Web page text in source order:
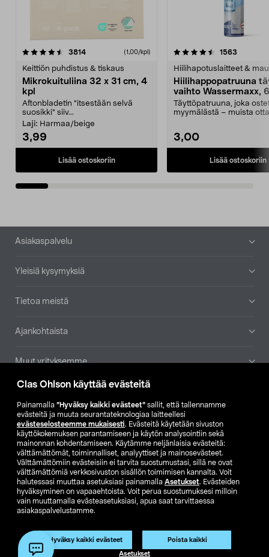
Clas Ohlson käyttää evästeitä
Painamalla ”Hyväksy kaikki evästeet” sallit, että tallennamme
evästeitä ja muuta seurantateknologiaa laitteellesi
evästeselosteemme mukaisesti. Evästeitä käytetään sivuston
käyttökokemuksen parantamiseen ja käytön analysointiin sekä
mainonnan kohdentamiseen. Käytämme neljänlaisia evästeitä:
välttämättömät, toiminnalliset, analyyttiset ja mainosevästeet.
Välttämättömiin evästeisiin ei tarvita suostumustasi, sillä ne ovat
välttämättömiä verkkosivuston sisällön toimimisen kannalta. Voit
halutessasi muuttaa asetuksiasi painamalla Asetukset. Evästeiden
hyväksyminen on vapaaehtoista. Voit perua suostumuksesi milloin
vain muuttamalla evästeasetuksiasi, apua saat tarvittaessa
asiakaspalvelustamme.
Hyväksy kaikki evästeet Poista kaikki
Asetukset
Tuote on poistunut
Tuotenro:59-1277-345
3814arvostelut (1,00/kpl)
Keittiön puhdistus & tiskaus
Mikrokuituliina 32 x 31 cm, 4
kpl
Aftonbladetin "itsestään selvä
suosikki" siiv...
Laji: Harmaa/beige
3,99
Lisää ostoskoriin
4.5viidestä
1563
Hiilihapotuslaitteet &
Hiilihappopatruuna
vaihto Wassermaxx,
Täyttöpatruuna, joka
myymälästä – muista
3,00
Lisää ostoskoriin
4.5viidestä
Alatunniste
Asiakaspalvelu
Yleisiä kysymyksiä
Tietoa meistä
Ajankohtaista
Muut yrityksemme
Etsi myymälä
SE NO FI
FI SV
Näytä hinnat ilman ALV:a